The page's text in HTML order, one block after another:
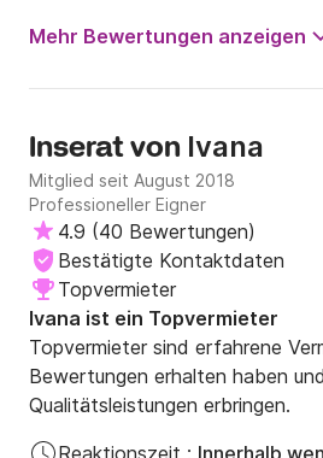
Mehr Bewertungen anzeigen
Inserat von Ivana
Mitglied seit August 2018
Professioneller Eigner
4.9 (40 Bewertungen)
Bestätigte Kontaktdaten
Topvermieter
Ivana ist ein Topvermieter
Topvermieter sind erfahrene
Bewertungen erhalten haben
Qualitätsleistungen erbringen.